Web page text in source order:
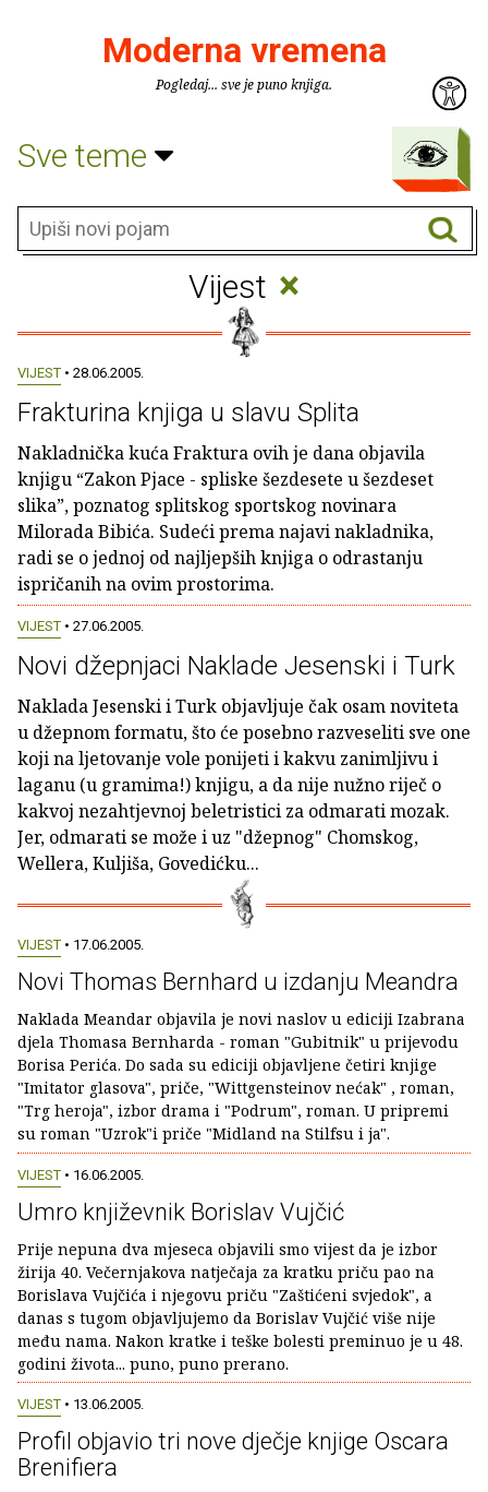
Moderna vremena
Pogledaj... sve je puno knjiga.
Sve teme
Vijest ×
VIJEST • 28.06.2005.
Frakturina knjiga u slavu Splita
Nakladnička kuća Fraktura ovih je dana objavila
knjigu “Zakon Pjace - spliske šezdesete u šezdeset
slika”, poznatog splitskog sportskog novinara
Milorada Bibića. Sudeći prema najavi nakladnika,
radi se o jednoj od najljepših knjiga o odrastanju
ispričanih na ovim prostorima.
VIJEST • 27.06.2005.
Novi džepnjaci Naklade Jesenski i Turk
Naklada Jesenski i Turk objavljuje čak osam noviteta
u džepnom formatu, što će posebno razveseliti sve one
koji na ljetovanje vole ponijeti i kakvu zanimljivu i
laganu (u gramima!) knjigu, a da nije nužno riječ o
kakvoj nezahtjevnoj beletristici za odmarati mozak.
Jer, odmarati se može i uz "džepnog" Chomskog,
Wellera, Kuljiša, Govedićku...
VIJEST • 17.06.2005.
Novi Thomas Bernhard u izdanju Meandra
Naklada Meandar objavila je novi naslov u ediciji Izabrana
djela Thomasa Bernharda - roman "Gubitnik" u prijevodu
Borisa Perića. Do sada su ediciji objavljene četiri knjige
"Imitator glasova", priče, "Wittgensteinov nećak" , roman,
"Trg heroja", izbor drama i "Podrum", roman. U pripremi
su roman "Uzrok"i priče "Midland na Stilfsu i ja".
VIJEST • 16.06.2005.
Umro književnik Borislav Vujčić
Prije nepuna dva mjeseca objavili smo vijest da je izbor
žirija 40. Večernjakova natječaja za kratku priču pao na
Borislava Vujčića i njegovu priču "Zaštićeni svjedok", a
danas s tugom objavljujemo da Borislav Vujčić više nije
među nama. Nakon kratke i teške bolesti preminuo je u 48.
godini života... puno, puno prerano.
VIJEST • 13.06.2005.
Profil objavio tri nove dječje knjige Oscara
Brenifiera